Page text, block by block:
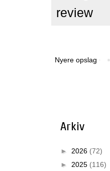
review
Nyere opslag
Arkiv
► 2026 (72)
► 2025 (116)